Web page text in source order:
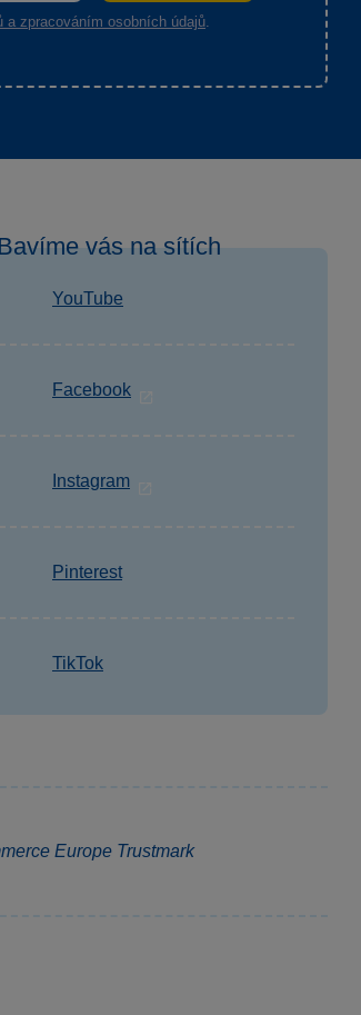
a zpracováním osobních údajů
vás na sítích
YouTube
Facebook
Instagram
Pinterest
TikTok